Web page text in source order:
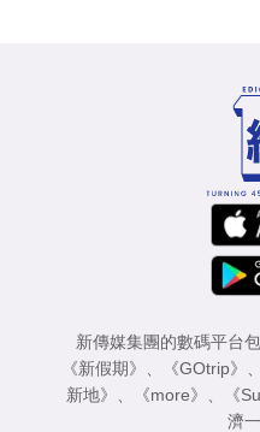
新傳媒集團的數碼平台
《新假期》
《GOtrip》
新地》
《more》 《
濟一